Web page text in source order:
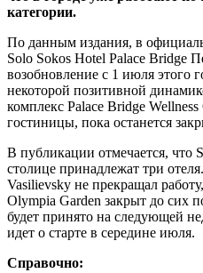
категории.
По данным издания, в
Solo Sokos Hotel Palace Bridge
возобновление с 1 июля этого
некоторой позитивной
комплекс Palace Bridge
гостиницы, пока останется
В публикации отмечается, что
столице принадлежат три
Vasilievsky не прекращал
Olympia Garden закрыт до сих
будет принято на следующей
идет о старте в середине июля.
Справочно: